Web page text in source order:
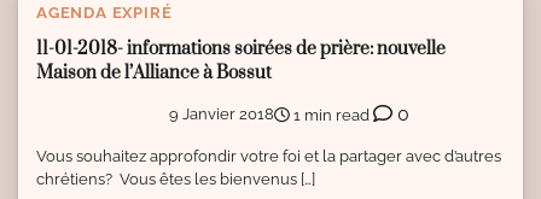
AGENDA EXPIRÉ
11-01-2018- informations soirées de prière: nouvelle
Maison de l’Alliance à Bossut
9 Janvier 2018 1 min read 0
Vous souhaitez approfondir votre foi et la partager avec d’autres
chrétiens? Vous êtes les bienvenus […]